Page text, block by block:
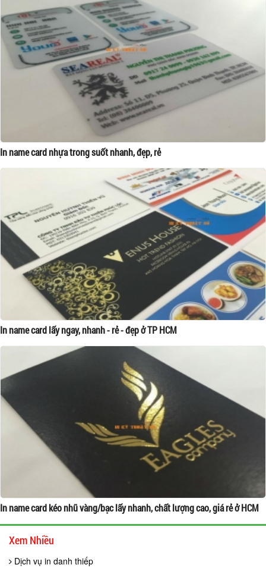
In name card nhựa trong suốt nhanh, đẹp, rẻ
In name card lấy ngay, nhanh - rẻ - đẹp ở TP HCM
In name card kéo nhũ vàng/bạc lấy nhanh, chất lượng cao, giá rẻ ở HCM
Xem Nhiều
Dịch vụ in danh thiếp